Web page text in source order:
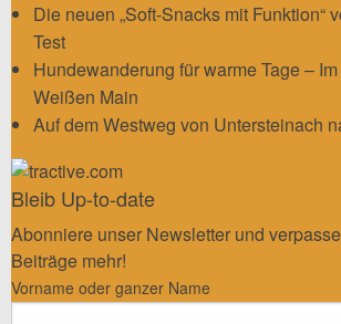
Die neuen „Soft-Snacks mit Funktion“
Test
Hundewanderung für warme Tage –
Weißen Main
Auf dem Westweg von Untersteinach
Bleib Up-to-date
Abonniere unser Newsletter und
Beiträge mehr!
Vorname oder ganzer Name